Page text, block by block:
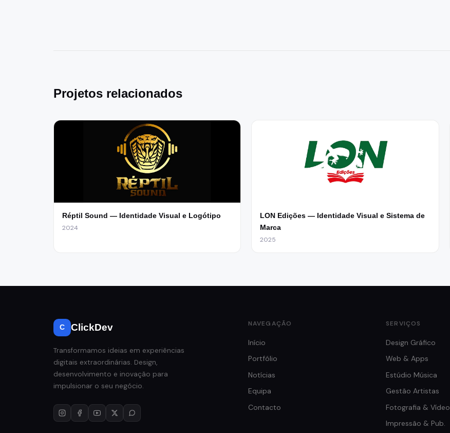
Projetos relacionados
Réptil Sound — Identidade Visual e Logótipo
2024
LON Edições — Identidade Visual e Sistema de
Marca
2025
C ClickDev
Transformamos ideias em experiências
digitais extraordinárias. Design,
desenvolvimento e inovação para
impulsionar o seu negócio.
NAVEGAÇÃO
Início
Portfólio
Notícias
Equipa
Contacto
SERVIÇOS
Design Gráfico
Web & Apps
Estúdio Música
Gestão Artistas
Fotografia & Vídeo
Impressão & Pub.